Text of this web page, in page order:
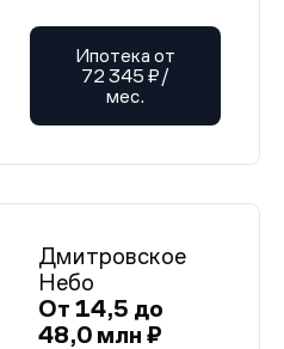
Ипотека от
72 345 ₽/
мес.
Дмитровское
Небо
От 14,5 до
48,0 млн ₽